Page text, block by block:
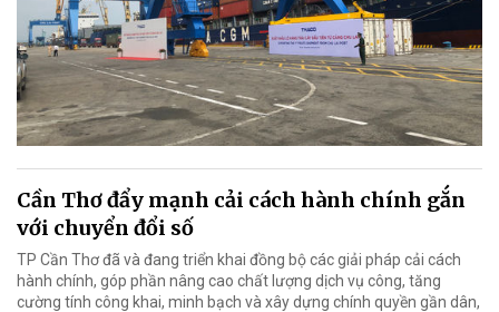
Cần Thơ đẩy mạnh cải cách hành chính gắn
với chuyển đổi số
TP Cần Thơ đã và đang triển khai đồng bộ các giải pháp cải cách
hành chính, góp phần nâng cao chất lượng dịch vụ công, tăng
cường tính công khai, minh bạch và xây dựng chính quyền gần dân,